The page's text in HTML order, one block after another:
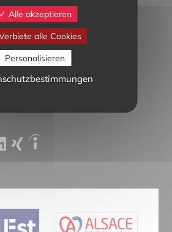
Alle akzeptieren
alle Cookies
Personalisieren